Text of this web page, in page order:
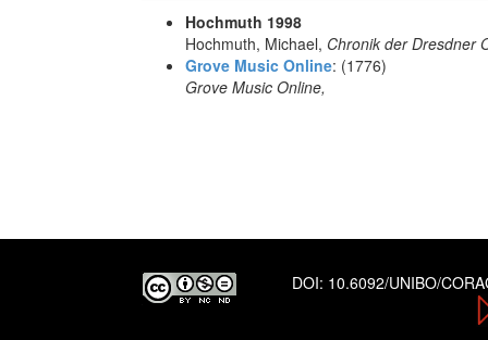
Hochmuth 1998
Hochmuth, Michael, Chronik der Dresdner
Grove Music Online: (1776)
Grove Music Online,
DOI: 10.6092/UNIBO/